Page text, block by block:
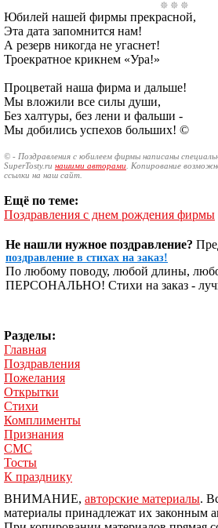
Юбилей нашей фирмы прекрасной,
Эта дата запомнится нам!
А резерв никогда не угаснет!
Троекратное крикнем «Ура!»
Процветай наша фирма и дальше!
Мы вложили все силы души,
Без халтуры, без лени и фальши -
Мы добились успехов больших! ©
© - Поздравления с юбилеем фирмы написаны
SuperTosty.ru нашими авторами . Копирование
ссылки на наш сайт.
Ещё по теме:
Поздравления с днем рождения фирмы
Не нашли нужное поздравление?
поздравление в стихах на заказ!
По любому поводу, любой длины,
ПЕРСОНАЛЬНО! Стихи на заказ -
Разделы:
Главная
Поздравления
Пожелания
Открытки
Стихи
Комплименты
Признания
СМС
Тосты
К празднику
ВНИМАНИЕ, авторские материалы.
материалы принадлежат их законным